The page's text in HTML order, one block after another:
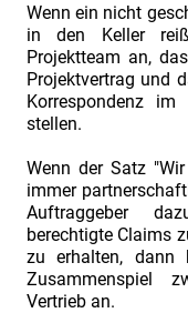
Wenn ein nicht
in den Keller
Projektteam an,
Projektvertrag und
Korrespondenz
stellen.
Wenn der Satz
immer
Auftraggeber
berechtigte Claims
zu erhalten, dann
Zusammenspiel
Vertrieb an.